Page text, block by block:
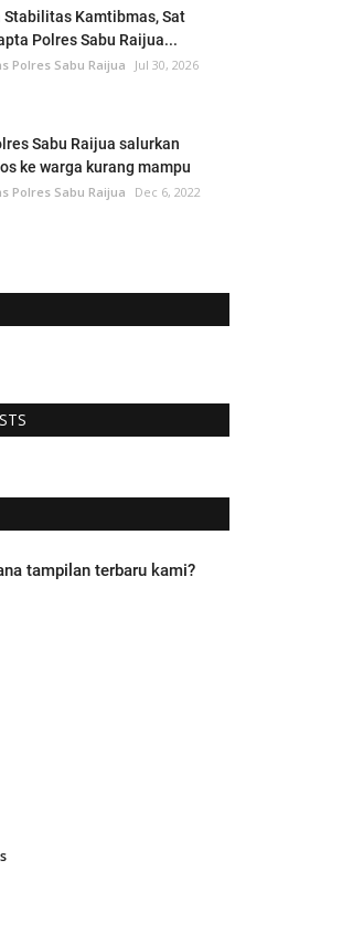
Stabilitas Kamtibmas, Sat
Polres Sabu Raijua...
Polres Sabu Raijua
Jul 30, 2026
Sabu Raijua salurkan
ke warga kurang mampu
Polres Sabu Raijua
Dec 6, 2022
tampilan terbaru kami?